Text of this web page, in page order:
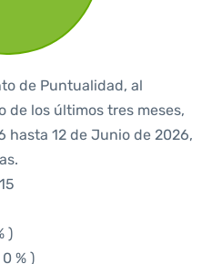
de Puntualidad, al
de los últimos tres meses,
hasta 12 de Junio de 2026,
15
)
% )